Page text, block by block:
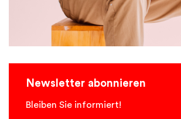
Newsletter abonnieren
Bleiben Sie informiert!